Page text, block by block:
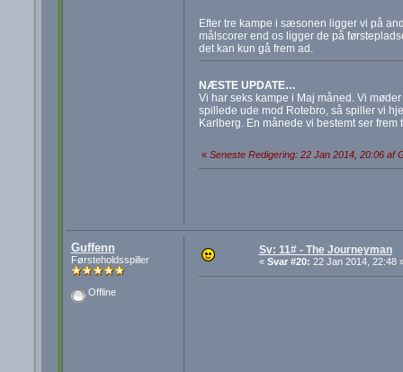
Efter tre kampe i sæsonen ligger vi på
målscorer end os ligger de på
det kan kun gå frem ad.
NÆSTE UPDATE…
Vi har seks kampe i Maj måned. Vi
spillede ude mod Rotebro, så spiller vi
Karlberg. En månede vi bestemt ser frem
« Seneste Redigering: 22 Jan 2014, 20:06 af
Guffenn
Førsteholdsspiller
Offline
Sv: 11# - The Journeyman
« Svar #20: 22 Jan 2014, 22:48